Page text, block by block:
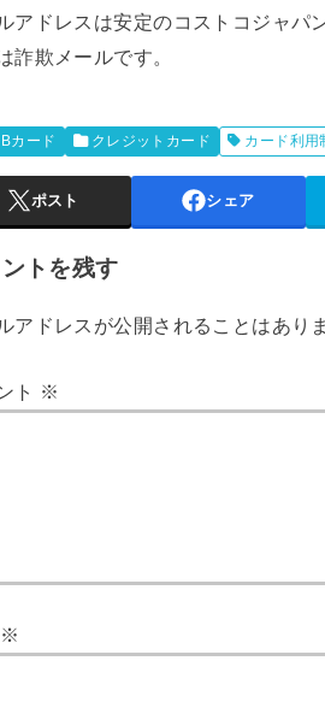
アドレスは安定のコストコジャパン
詐欺メールです。
カード クレジットカード カード利用
ポスト シェア
トを残す
アドレスが公開されることはあり
ト ※
※